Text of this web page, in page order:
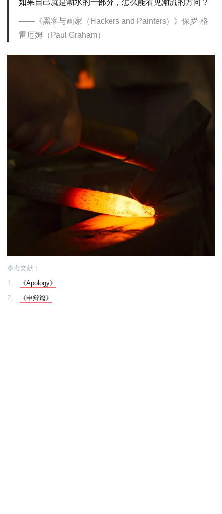
如果自己就是潮水的一部分，怎么能看见潮流的方向？
《黑客与画家（Hackers and Painters）》保罗·格
雷厄姆（Paul Graham）
参考文献：
1、
《Apology》
2、
《申辩篇》